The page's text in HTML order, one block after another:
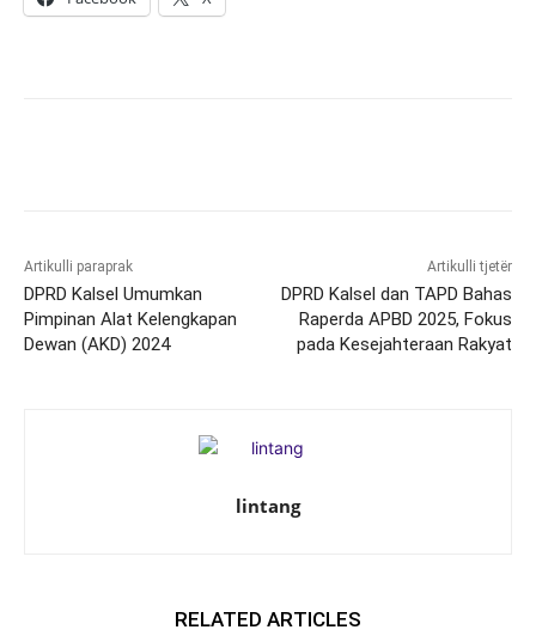
Artikulli paraprak
DPRD Kalsel Umumkan
Pimpinan Alat Kelengkapan
Dewan (AKD) 2024
Artikulli tjetër
DPRD Kalsel dan TAPD Bahas
Raperda APBD 2025, Fokus
pada Kesejahteraan Rakyat
lintang
RELATED ARTICLES